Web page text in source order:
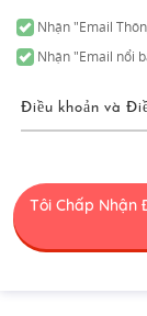
Nhận "Email
Nhận "Email nổi
Điều khoản và
JAPAN
sửa đổi hoặc
Tôi Chấp Nhận